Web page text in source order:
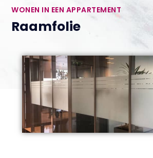
WONEN IN EEN APPARTEMENT
Raamfolie